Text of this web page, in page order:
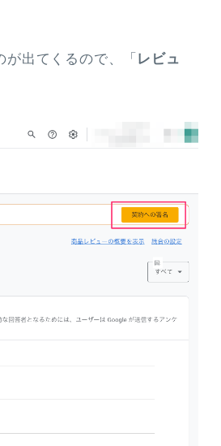
が出てくるので、「 レビュ